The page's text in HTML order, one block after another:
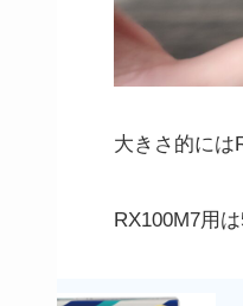
大きさ的には
RX100M7用は